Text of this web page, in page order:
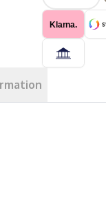
BLÅ
RUND
mängd
Klarna.